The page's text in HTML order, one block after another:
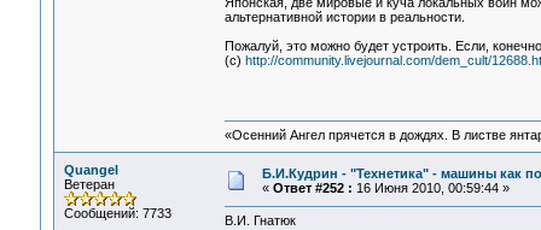
альтернативной истории в реальности.
Пожалуй, это можно будет устроить. Если,
(c) http://community.livejournal.com/dem_cult/
«Осенний Ангел прячется в дождях. В листве
Quangel
Ветеран
Сообщений: 7733
Б.И.Кудрин - "Технетика" - машины как
« Ответ #252 : 16 Июня 2010, 00:59:44 »
В.И. Гнатюк